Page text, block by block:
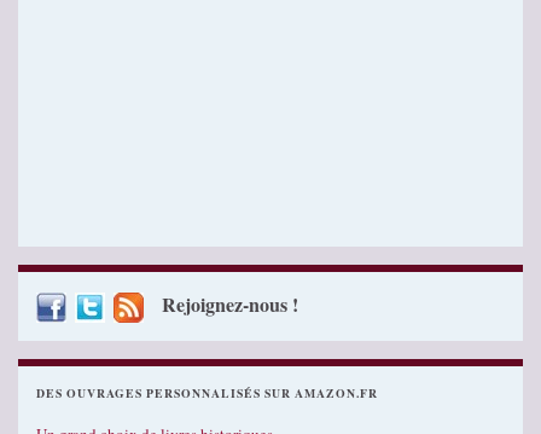
Rejoignez-nous !
DES OUVRAGES PERSONNALISÉS SUR AMAZON.FR